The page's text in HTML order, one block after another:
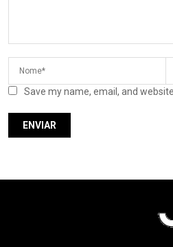
Save my name, email, and